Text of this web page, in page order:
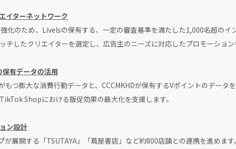
イターネットワーク
のため、Livelsの保有する、一定の審査基準を満たした1,000名超のイ
チしたクリエイターを選定し、広告主のニーズに対応したプロモーション
保有データの活用
つ膨大な消費行動データと、CCCMKHDが保有するVポイントのデータ
Shopにおける販促効果の最大化を支援します。
ン設計
が展開する「TSUTAYA」「蔦屋書店」など約800店舗との連携を進めま